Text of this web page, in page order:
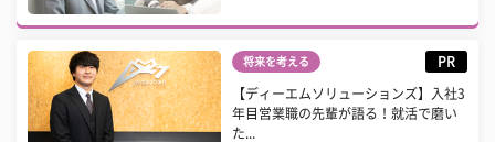
将来を考える PR
【ディーエムソリューションズ】入社3
年目営業職の先輩が語る！就活で磨い
た...